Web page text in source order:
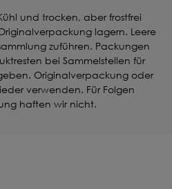
und trocken, aber frostfrei
lagern. Leere
zuführen. Packungen
bei Sammelstellen für
Originalverpackung oder
verwenden. Für Folgen
haften wir nicht.